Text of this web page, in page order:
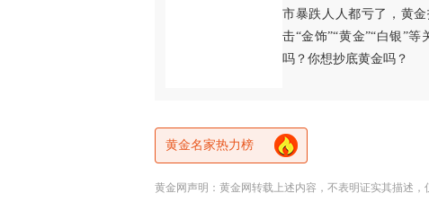
市暴跌人人都亏了，黄
击“金饰”“黄金”“白银”
吗？你想抄底黄金吗？
黄金名家热力榜
黄金网声明：黄金网转载上述内容，不表明证实其描述